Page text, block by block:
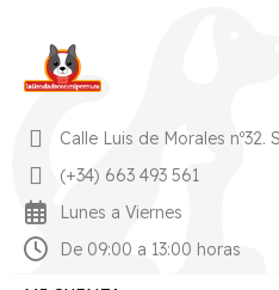
Calle Luis de Morales nº32.
(+34) 663 493 561
Lunes a Viernes
De 09:00 a 13:00 horas